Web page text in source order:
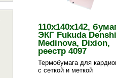
110х140х142,
ЭКГ Fukuda
Medinova, Dixion,
реестр 4097
Термобумага для
с сеткой и меткой